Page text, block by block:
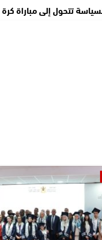
تتحول إلى مباراة